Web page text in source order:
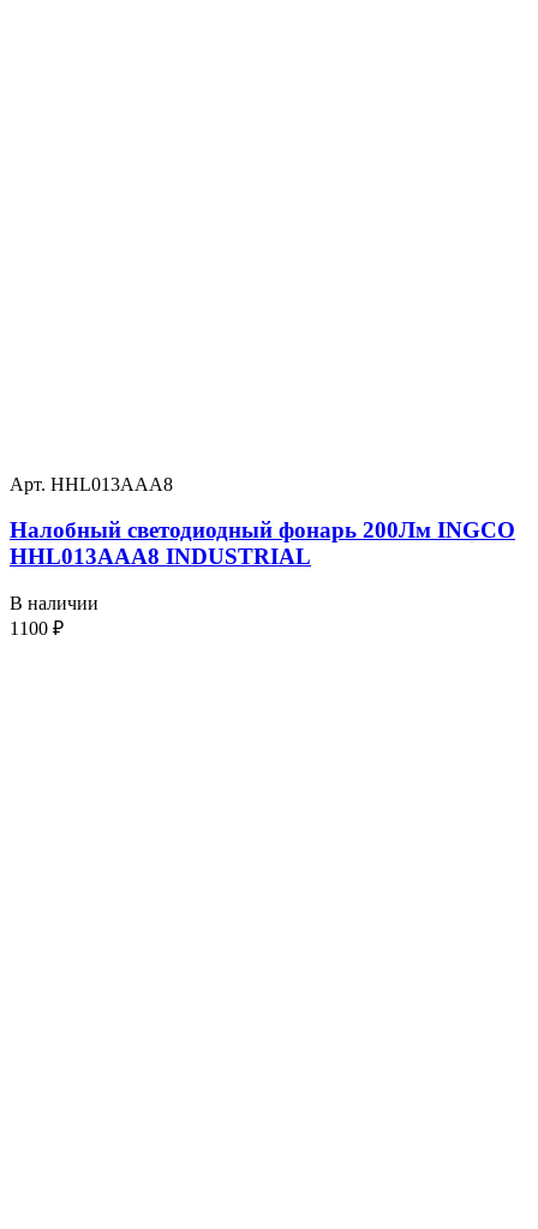
Арт. HHL013AAA8
Налобный светодиодный фонарь 200Лм INGCO
HHL013AAA8 INDUSTRIAL
В наличии
1100 ₽